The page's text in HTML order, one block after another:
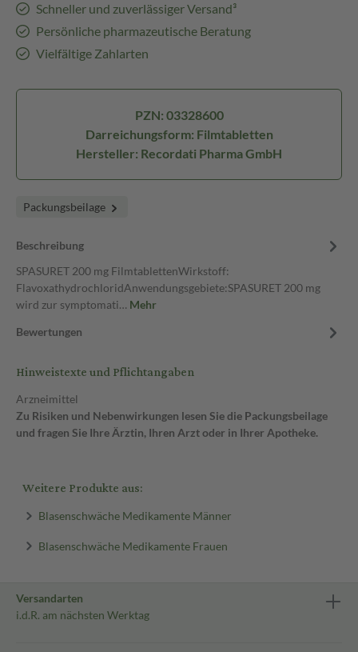
Schneller und zuverlässiger Versand³
Persönliche pharmazeutische Beratung
Vielfältige Zahlarten
PZN: 03328600
Darreichungsform: Filmtabletten
Hersteller: Recordati Pharma GmbH
Packungsbeilage
Beschreibung
SPASURET 200 mg FilmtablettenWirkstoff:
FlavoxathydrochloridAnwendungsgebiete:SPASURET 200 mg
wird zur symptomati… Mehr
Bewertungen
Hinweistexte und Pflichtangaben
Arzneimittel
Zu Risiken und Nebenwirkungen lesen Sie die Packungsbeilage
und fragen Sie Ihre Ärztin, Ihren Arzt oder in Ihrer Apotheke.
Weitere Produkte aus:
Blasenschwäche Medikamente Männer
Blasenschwäche Medikamente Frauen
Versandarten
i.d.R. am nächsten Werktag